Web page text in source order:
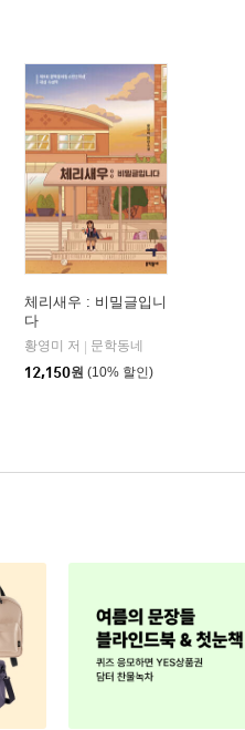
체리새우 : 비밀글입니
다
황영미 저
문학동네
12,150원 (10% 할인)